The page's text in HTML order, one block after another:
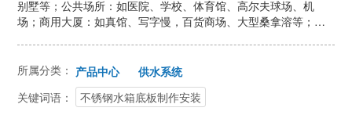
别墅等；公共场所：如医院、学校、体育馆、高尔夫球场、机
场；商用大厦：如真馆、写字慢，百货商场、大型桑拿溶等；灌
所属分类： 产品中心
供水系统
关键词语：
不锈钢水箱底板制作安装